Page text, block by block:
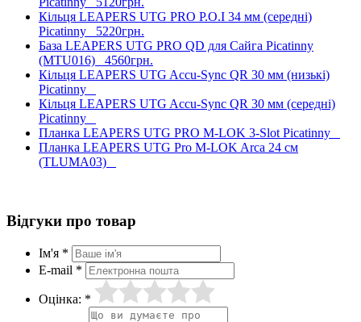
Кільця LEAPERS UTG PRO P.O.I 34 мм (середні)
Picatinny 5220грн.
База LEAPERS UTG PRO QD для Сайга Picatinny
(MTU016) 4560грн.
Кільця LEAPERS UTG Accu-Sync QR 30 мм (низькі)
Picatinny
Кільця LEAPERS UTG Accu-Sync QR 30 мм (середні)
Picatinny
Планка LEAPERS UTG PRO M-LOK 3-Slot Picatinny
Планка LEAPERS UTG Pro M-LOK Arca 24 см
(TLUMA03)
Відгуки про товар
Ім'я *
E-mail *
Оцінка: *